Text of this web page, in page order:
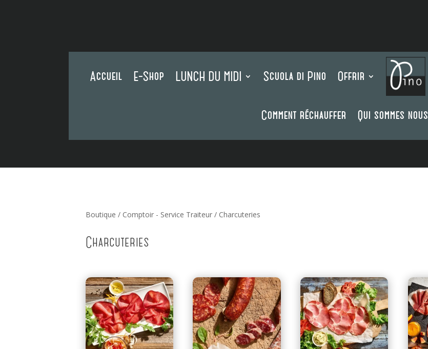
Accueil E-Shop LUNCH DU MIDI Scuola di Pino Offrir
Comment réchauffer Qui sommes nous
Boutique / Comptoir - Service Traiteur/ Charcuteries
Charcuteries